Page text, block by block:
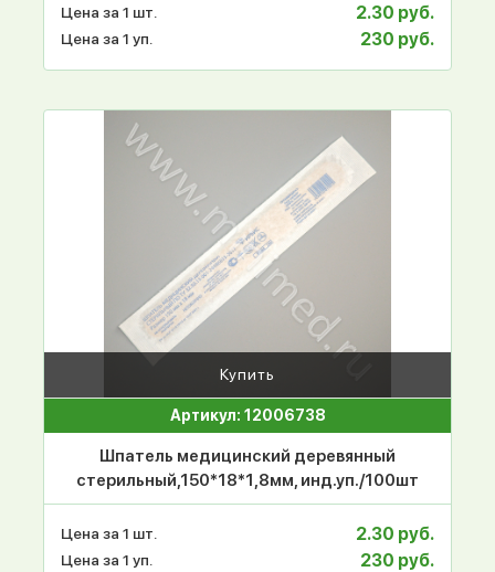
Цена за 1 шт. 2.30 руб.
Цена за 1 уп. 230 руб.
Купить
Артикул: 12006738
Шпатель медицинский деревянный
стерильный,150*18*1,8мм, инд.уп./100шт
Цена за 1 шт. 2.30 руб.
Цена за 1 уп. 230 руб.